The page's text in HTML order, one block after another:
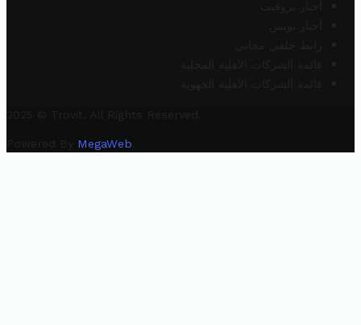
أخبار تروفيت
أخبار تونس
رابط خلفي مجاني
قائمة الشركات الأهلية المحلية
قائمة الشركات الأهلية الجهوية
2025 © Trovit. All Rights Reserved.
Powered By MegaWeb